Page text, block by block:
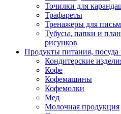
Точилки для
Трафареты
Тренажеры для
Тубусы, папки и
рисунков
Продукты питания, посуда
Кондитерские
Кофе
Кофемашины
Кофемолки
Мед
Молочная продукция